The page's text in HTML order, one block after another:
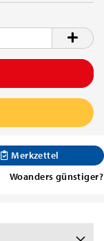
Merkzettel
Woanders günstiger?